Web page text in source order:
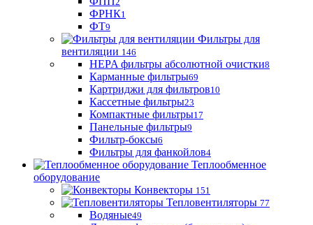
ФРНК1
ФТ9
Фильтры для
вентиляции 146
HEPA фильтры абсолютной очистки8
Карманные фильтры69
Картриджи для фильтров10
Кассетные фильтры23
Компактные фильтры17
Панельные фильтры9
Фильтр-боксы6
Фильтры для фанкойлов4
Теплообменное
оборудование
Конвекторы 151
Тепловентиляторы 77
Водяные49